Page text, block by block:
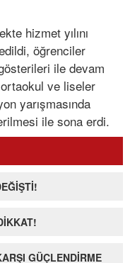
hizmet yılını
öğrenciler
ile devam
ve liseler
yarışmasında
ile sona erdi.
GÜÇLENDİRME